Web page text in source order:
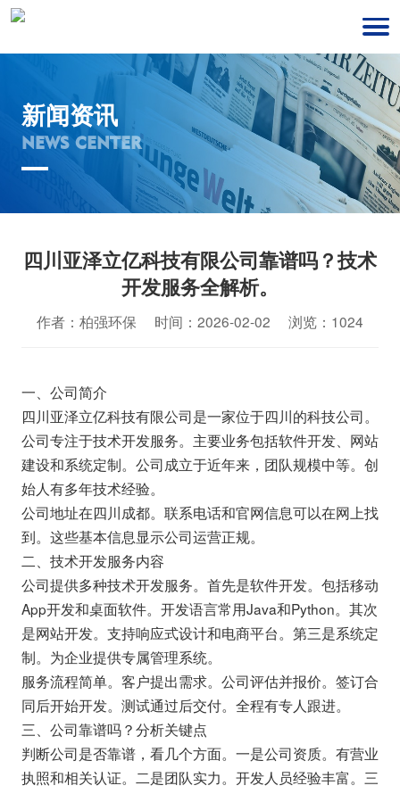
新闻资讯
NEWS CENTER
四川亚泽立亿科技有限公司靠谱吗？技术
开发服务全解析。
作者：柏强环保 时间：2026-02-02 浏览：1024
一、公司简介
四川亚泽立亿科技有限公司是一家位于四川的科技公司。
公司专注于技术开发服务。主要业务包括软件开发、网站
建设和系统定制。公司成立于近年来，团队规模中等。创
始人有多年技术经验。
公司地址在四川成都。联系电话和官网信息可以在网上找
到。这些基本信息显示公司运营正规。
二、技术开发服务内容
公司提供多种技术开发服务。首先是软件开发。包括移动
App开发和桌面软件。开发语言常用Java和Python。其次
是网站开发。支持响应式设计和电商平台。第三是系统定
制。为企业提供专属管理系统。
服务流程简单。客户提出需求。公司评估并报价。签订合
同后开始开发。测试通过后交付。全程有专人跟进。
三、公司靠谱吗？分析关键点
判断公司是否靠谱，看几个方面。一是公司资质。有营业
执照和相关认证。二是团队实力。开发人员经验丰富。三